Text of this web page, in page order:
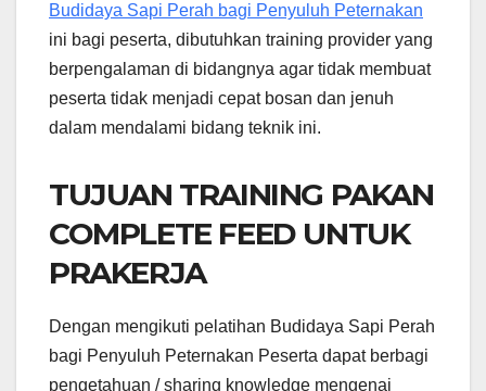
Budidaya Sapi Perah bagi Penyuluh Peternakan
ini bagi peserta, dibutuhkan training provider yang
berpengalaman di bidangnya agar tidak membuat
peserta tidak menjadi cepat bosan dan jenuh
dalam mendalami bidang teknik ini.
TUJUAN TRAINING PAKAN
COMPLETE FEED UNTUK
PRAKERJA
Dengan mengikuti pelatihan Budidaya Sapi Perah
bagi Penyuluh Peternakan Peserta dapat berbagi
pengetahuan / sharing knowledge mengenai